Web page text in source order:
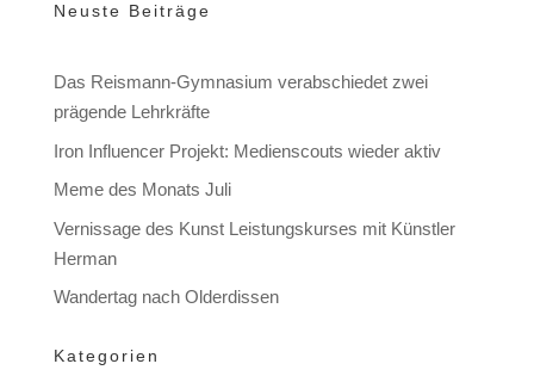
Neuste Beiträge
Das Reismann-Gymnasium verabschiedet zwei
prägende Lehrkräfte
Iron Influencer Projekt: Medienscouts wieder aktiv
Meme des Monats Juli
Vernissage des Kunst Leistungskurses mit Künstler
Herman
Wandertag nach Olderdissen
Kategorien